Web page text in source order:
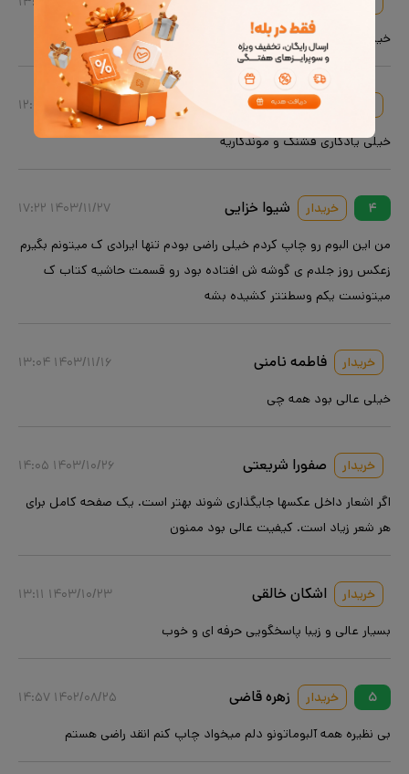
خیلییی عالی و باکیفیت چاپ شد
یلدا هاشمی نام
۱۴۰۳/۱۲/۰۴ ۱۲:۰۸
خیلی یادگاری قشنگ و موندگاریه
۴ خریدار شیوا خزایی
۱۴۰۳/۱۱/۲۷ ۱۷:۲۲
من این البوم رو چاپ کردم خیلی راضی بودم تنها ایرادی ک میتونم بگیرم
زعکس روز جلدم ی گوشه ش افتاده بود رو قسمت حاشیه کتاب ک
میتونست یکم وسطتتر کشیده بشه
خریدار فاطمه نامنی
۱۴۰۳/۱۱/۱۶ ۱۳:۰۴
خیلی عالی بود همه چی
خریدار صفورا شریعتی
۱۴۰۳/۱۰/۲۶ ۱۴:۰۵
اگر اشعار داخل عکسها جایگذاری شوند بهتر است. یک صفحه کامل برای
هر شعر زیاد است. کیفیت عالی بود ممنون
خریدار اشکان خالقی
۱۴۰۳/۱۰/۲۳ ۱۳:۱۱
بسیار عالی و زیبا پاسخگویی حرفه ای و خوب
۵ خریدار زهره قاضی
۱۴۰۲/۰۸/۲۵ ۱۴:۵۷
بی نظیره همه آلبوماتونو دلم میخواد چاپ کنم انقد راضی هستم